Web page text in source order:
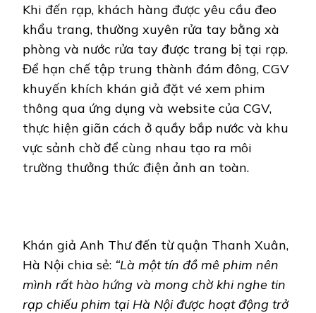
Khi đến rạp, khách hàng được yêu cầu đeo
khẩu trang, thường xuyên rửa tay bằng xà
phòng và nước rửa tay được trang bị tại rạp.
Để hạn chế tập trung thành đám đông, CGV
khuyến khích khán giả đặt vé xem phim
thông qua ứng dụng và website của CGV,
thực hiện giãn cách ở quầy bắp nước và khu
vực sảnh chờ để cùng nhau tạo ra môi
trường thưởng thức điện ảnh an toàn.
Khán giả Anh Thư đến từ quận Thanh Xuân,
Hà Nội chia sẻ: “Là một tín đồ mê phim nên
mình rất hào hứng và mong chờ khi nghe tin
rạp chiếu phim tại Hà Nội được hoạt động trở